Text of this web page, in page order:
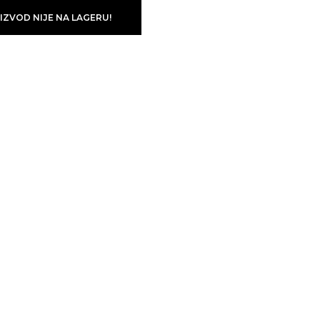
NIJE NA LAGERU!